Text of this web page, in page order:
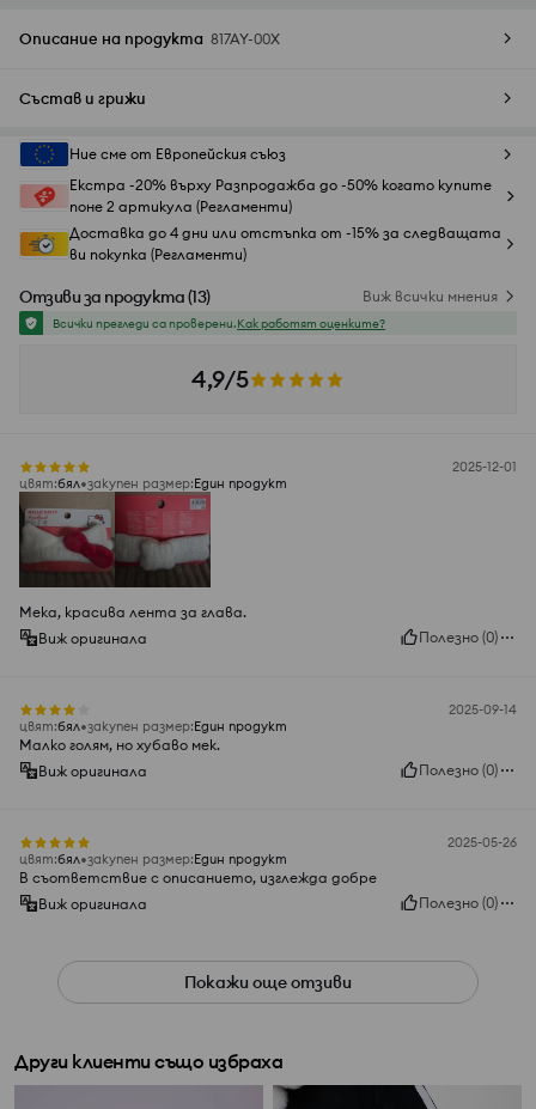
Описание на продукта 817AY-00X
Състав и грижи
Ние сме от Европейския съюз
Екстра -20% върху Разпродажба до -50% когато купите
поне 2 артикула (Регламенти)
Доставка до 4 дни или отстъпка от -15% за следващата
ви покупка (Регламенти)
Отзиви за продукта(13) Виж всички мнения
Всички прегледи са проверени.Как работят оценките?
4,9/5
2025-12-01
цвят:бял закупен размер:Един продукт
Мека, красива лента за глава.
Виж оригинала
Полезно (0)
2025-09-14
цвят:бял закупен размер:Един продукт
Малко голям, но хубаво мек.
Виж оригинала
Полезно (0)
2025-05-26
цвят:бял закупен размер:Един продукт
В съответствие с описанието, изглежда добре
Виж оригинала
Полезно (0)
Покажи още отзиви
Други клиенти също избраха